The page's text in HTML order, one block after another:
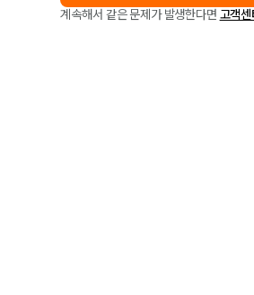
계속해서 같은 문제가 발생한다면 고객센